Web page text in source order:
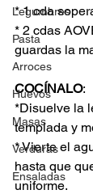
Legumbres
Pasta
Arroces
Huevos
Masas
Verduras
Ensaladas
* 1 cda
* 2 cdas
guardas la
COCÍNALO:
*Disuelve la
templada y
* Vierte el
hasta que
uniforme.